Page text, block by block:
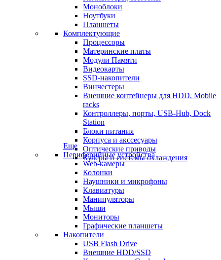
Моноблоки
Ноутбуки
Планшеты
Комплектующие
Процессоры
Материнские платы
Модули Памяти
Видеокарты
SSD-накопители
Винчестеры
Внешние контейнеры для HDD, Mobile
racks
Контроллеры, порты, USB-Hub, Dock
Station
Блоки питания
Корпуса и акссесуары
Оптические приводы
Кулеры и системы охлаждения
Еще
Периферийные устройства
Web-камеры
Колонки
Наушники и микрофоны
Клавиатуры
Манипуляторы
Мыши
Мониторы
Графические планшеты
Накопители
USB Flash Drive
Внешние HDD/SSD